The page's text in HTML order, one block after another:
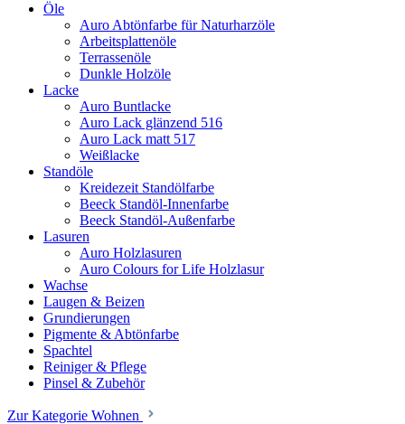
Öle
Auro Abtönfarbe für Naturharzöle
Arbeitsplattenöle
Terrassenöle
Dunkle Holzöle
Lacke
Auro Buntlacke
Auro Lack glänzend 516
Auro Lack matt 517
Weißlacke
Standöle
Kreidezeit Standölfarbe
Beeck Standöl-Innenfarbe
Beeck Standöl-Außenfarbe
Lasuren
Auro Holzlasuren
Auro Colours for Life Holzlasur
Wachse
Laugen & Beizen
Grundierungen
Pigmente & Abtönfarbe
Spachtel
Reiniger & Pflege
Pinsel & Zubehör
Zur Kategorie Wohnen